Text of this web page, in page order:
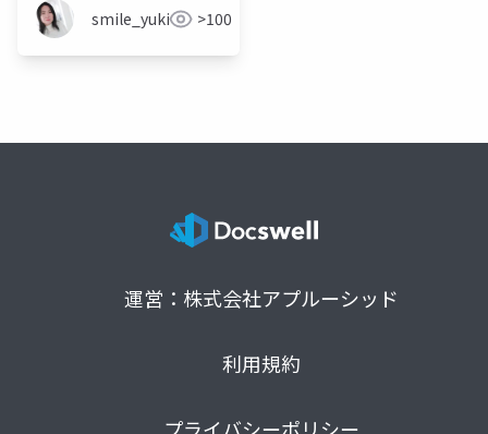
smile_yukiko_it>100
運営：株式会社アプルーシッド
利用規約